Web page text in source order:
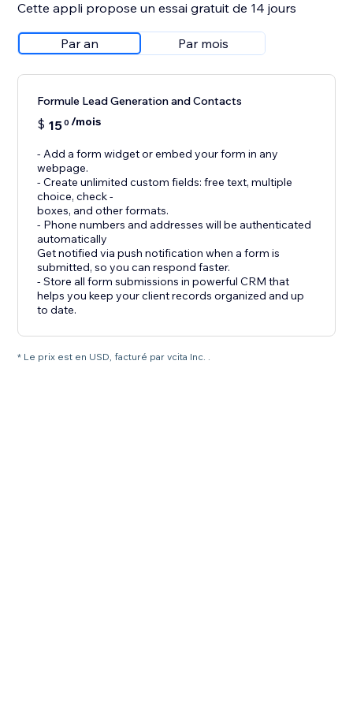
Cette appli propose un essai gratuit de 14 jours
Par an Par mois
Formule Lead Generation and Contacts
$ 150 /mois
- Add a form widget or embed your form in any
webpage.
- Create unlimited custom fields: free text, multiple
choice, check -
boxes, and other formats.
- Phone numbers and addresses will be authenticated
automatically
Get notified via push notification when a form is
submitted, so you can respond faster.
- Store all form submissions in powerful CRM that
helps you keep your client records organized and up
to date.
* Le prix est en USD, facturé par vcita Inc. .